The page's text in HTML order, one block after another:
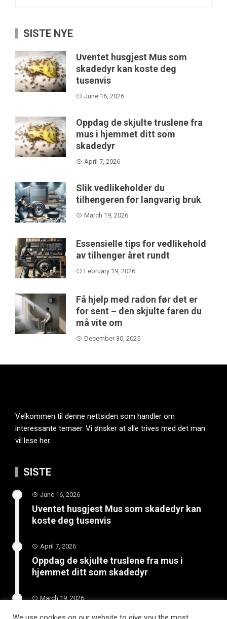
SISTE NYE
Uventet husgjest Mus som
skadedyr kan koste deg
tusenvis
June 16, 2026
Oppdag de skjulte truslene fra
mus i hjemmet ditt som
skadedyr
April 7, 2026
Slik vedlikeholder du
tilhengeren for langvarig bruk
March 19, 2026
Essensielle tips for vedlikehold
av tilhenger året rundt
February 19, 2026
Få hjelp med radon før det er
for sent – den skjulte faren du
må vite om
December 30, 2025
Velkommen til denne nettsiden som handler om
interessante temaer. Vi ønsker at alle trives med det man
vil lese her.
SISTE
June 16, 2026
Uventet husgjest Mus som skadedyr kan
koste deg tusenvis
April 7, 2026
Oppdag de skjulte truslene fra mus i
hjemmet ditt som skadedyr
March 19, 2026
Slik vedlikeholder du tilhengeren for